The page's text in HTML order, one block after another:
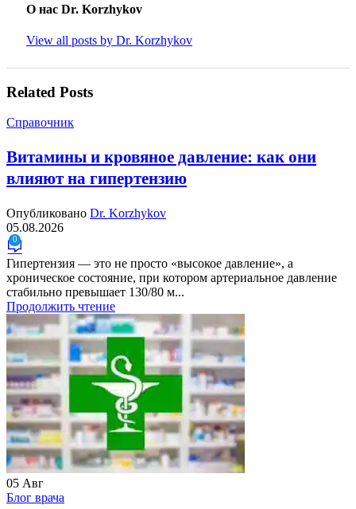
О нас Dr. Korzhykov
View all posts by Dr. Korzhykov
Related Posts
Справочник
Витамины и кровяное давление: как они
влияют на гипертензию
Опубликовано Dr. Korzhykov
05.08.2026
0
Гипертензия — это не просто «высокое давление», а
хроническое состояние, при котором артериальное давление
стабильно превышает 130/80 м...
Продолжить чтение
05 Авг
Блог врача